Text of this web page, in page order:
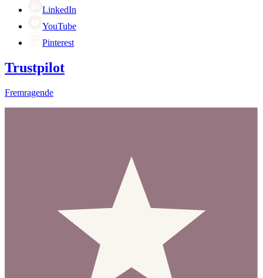
LinkedIn
YouTube
Pinterest
Trustpilot
Fremragende